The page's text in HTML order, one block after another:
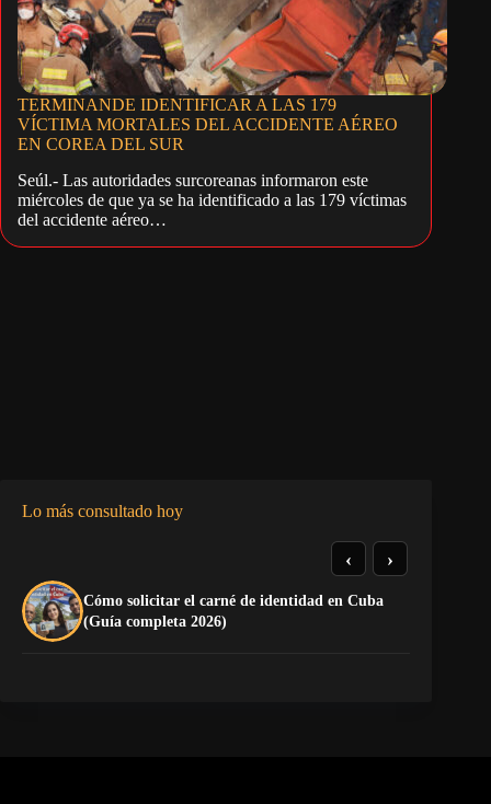
TERMINANDE IDENTIFICAR A LAS 179
VÍCTIMA MORTALES DEL ACCIDENTE AÉREO
EN COREA DEL SUR
Seúl.- Las autoridades surcoreanas informaron este
miércoles de que ya se ha identificado a las 179 víctimas
del accidente aéreo…
Lo más consultado hoy
Cómo solicitar el carné de identidad en Cuba
(Guía completa 2026)
‹ ›